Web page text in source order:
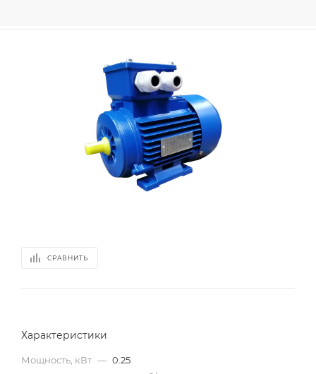
СРАВНИТЬ
Характеристики
Мощность, кВт — 0.25